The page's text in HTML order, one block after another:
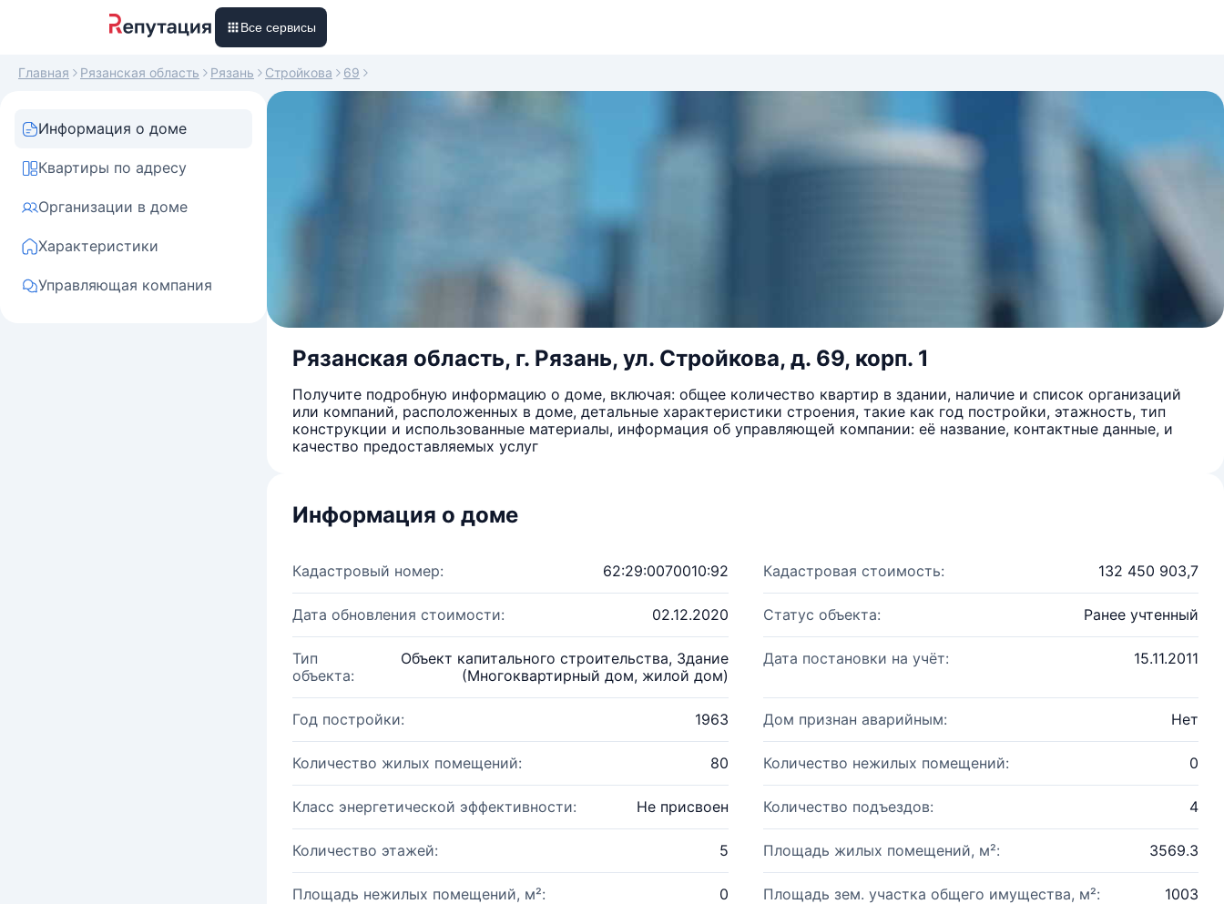
Все сервисы
Главная Рязанская область Рязань Стройкова 69
Информация о доме
Квартиры по адресу
Организации в доме
Характеристики
Управляющая компания
Рязанская область, г. Рязань, ул. Стройкова, д. 69, корп. 1
Получите подробную информацию о доме, включая: общее количество квартир в здании, наличие и список организаций
или компаний, расположенных в доме, детальные характеристики строения, такие как год постройки, этажность, тип
конструкции и использованные материалы, информация об управляющей компании: её название, контактные данные, и
качество предоставляемых услуг
Информация о доме
Кадастровый номер: 62:29:0070010:92 Кадастровая стоимость: 132 450 903,7
Дата обновления стоимости: 02.12.2020 Статус объекта: Ранее учтенный
Тип
объекта:
Объект капитального строительства, Здание
(Многоквартирный дом, жилой дом)
Дата постановки на учёт: 15.11.2011
Год постройки: 1963 Дом признан аварийным: Нет
Количество жилых помещений: 80 Количество нежилых помещений: 0
Класс энергетической эффективности: Не присвоен Количество подъездов: 4
Количество этажей: 5 Площадь жилых помещений, м²: 3569.3
Площадь нежилых помещений, м²: 0 Площадь зем. участка общего имущества, м²: 1003